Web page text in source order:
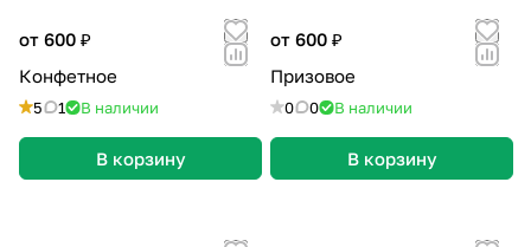
от 600 ₽
Конфетное
5 1 В наличии
В корзину
от 600 ₽
Призовое
0 0 В наличии
В корзину